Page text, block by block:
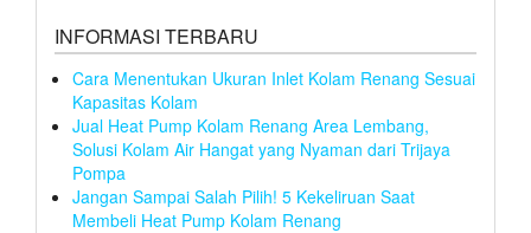
INFORMASI TERBARU
Cara Menentukan Ukuran Inlet Kolam Renang Sesuai
Kapasitas Kolam
Jual Heat Pump Kolam Renang Area Lembang,
Solusi Kolam Air Hangat yang Nyaman dari Trijaya
Pompa
Jangan Sampai Salah Pilih! 5 Kekeliruan Saat
Membeli Heat Pump Kolam Renang